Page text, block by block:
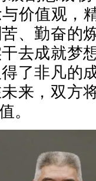
价值观，
、勤奋的
去成就梦
了非凡的
来，双方
。